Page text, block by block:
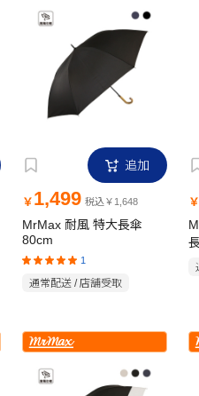
追加
￥ 1,499 税込￥1,648
MrMax 耐風 特大長傘
80cm
1
通常配送 / 店舗受取
￥